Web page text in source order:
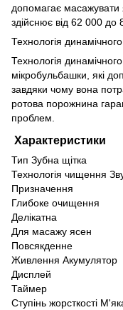
допомагає масажувати
здійснює від 62 000 до
Технологія
Технологія
мікробульбашки, які
завдяки чому вона
ротова порожнина
проблем.
Характеристики
Тип Зубна щітка
Технологія чищення
Призначення
Глибоке очищення
Делікатна
Для масажу ясен
Повсякденне
Живлення Акумулятор
Дисплей
Таймер
Ступінь жорсткості